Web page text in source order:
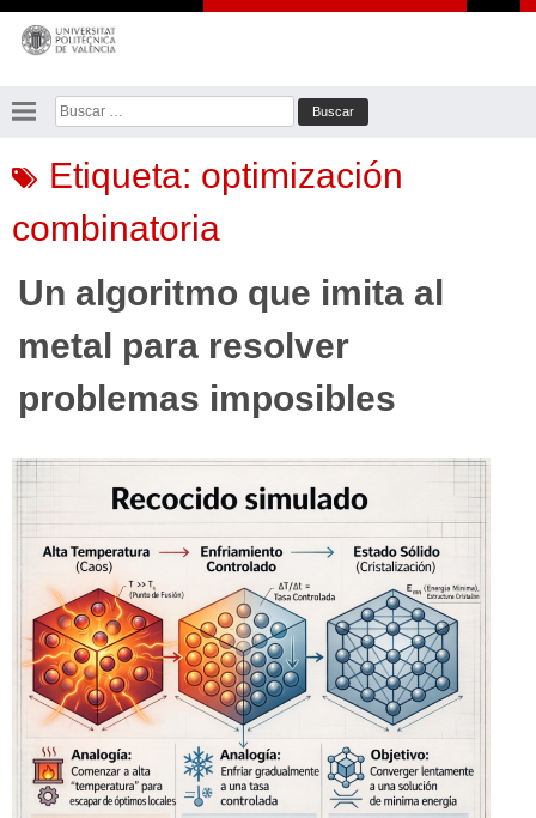
Saltar
contenido
Buscar:
Etiqueta: optimización
combinatoria
Un algoritmo que imita al
metal para resolver
problemas imposibles